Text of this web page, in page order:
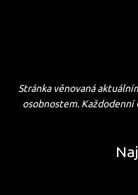
Stránka věnovaná
osobnostem. Každodenní